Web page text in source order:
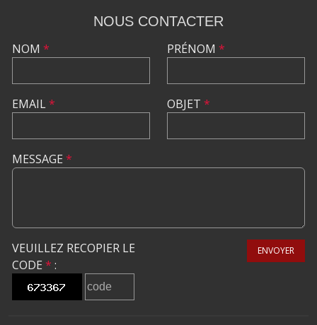
NOUS CONTACTER
NOM *
EMAIL*
PRÉNOM *
OBJET *
MESSAGE *
VEUILLEZ RECOPIER LE
CODE * :
ENVOYER